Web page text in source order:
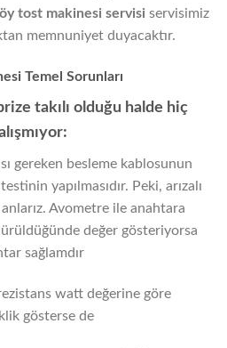
tost makinesi servisi servisimiz
memnuniyet duyacaktır.
Temel Sorunları
takılı olduğu halde hiç
gereken besleme kablosunun
yapılmasıdır. Peki, arızalı
anlarız. Avometre ile anahtara
değer gösteriyorsa
sağlamdır
watt değerine göre
gösterse de